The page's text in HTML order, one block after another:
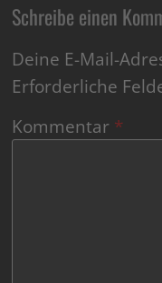
Schreibe einen
Deine E-Mail-
Erforderliche
Kommentar *